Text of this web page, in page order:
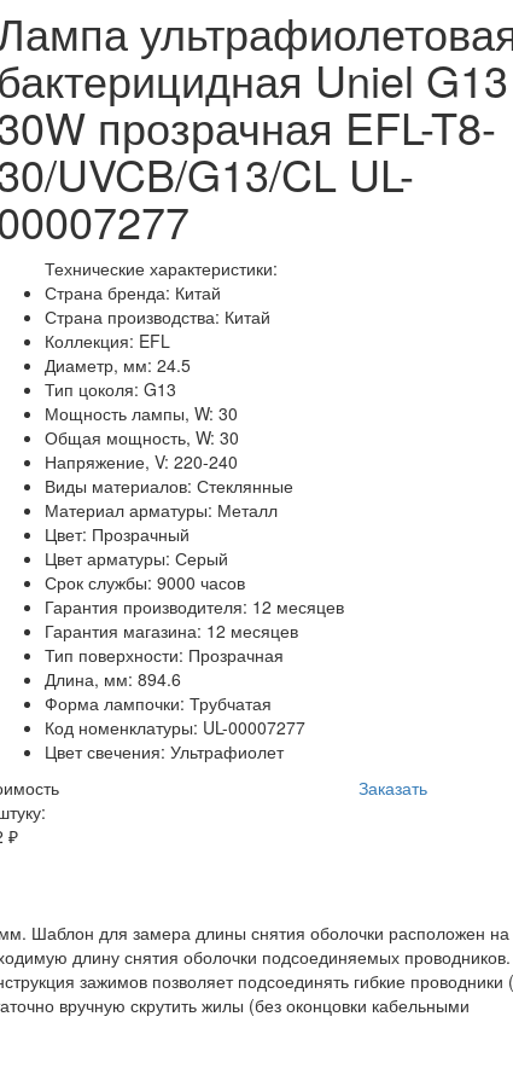
бактерицидная Uniel G13
прозрачная EFL-T8-
UVCB/G13/CL UL-
Технические характеристики:
Страна бренда: Китай
Страна производства: Китай
Коллекция: EFL
Диаметр, мм: 24.5
Тип цоколя: G13
Мощность лампы, W: 30
Общая мощность, W: 30
Напряжение, V: 220-240
Виды материалов: Стеклянные
Материал арматуры: Металл
Цвет: Прозрачный
Цвет арматуры: Серый
Срок службы: 9000 часов
Гарантия производителя: 12 месяцев
Гарантия магазина: 12 месяцев
Тип поверхности: Прозрачная
Длина, мм: 894.6
Форма лампочки: Трубчатая
Код номенклатуры: UL-00007277
Цвет свечения: Ультрафиолет
₽
Заказать
Шаблон для замера длины снятия оболочки расположен на
длину снятия оболочки подсоединяемых
зажимов позволяет подсоединять гибкие проводники
вручную скрутить жилы (без оконцовки кабельными